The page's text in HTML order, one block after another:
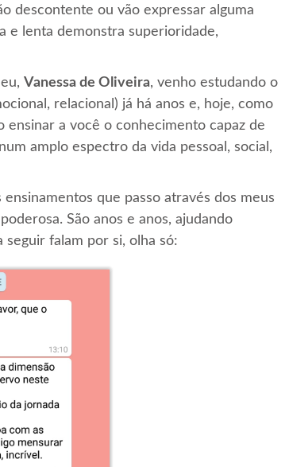
descontente ou vão expressar alguma
e lenta demonstra superioridade,
Vanessa de Oliveira, venho estudando o
relacional) já há anos e, hoje, como
a você o conhecimento capaz de
amplo espectro da vida pessoal, social,
que passo através dos meus
São anos e anos, ajudando
seguir falam por si, olha só: